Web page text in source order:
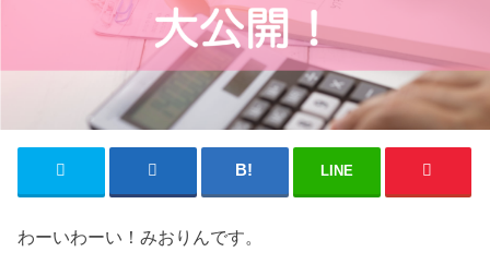
LINE
わーいわーい！みおりんです。